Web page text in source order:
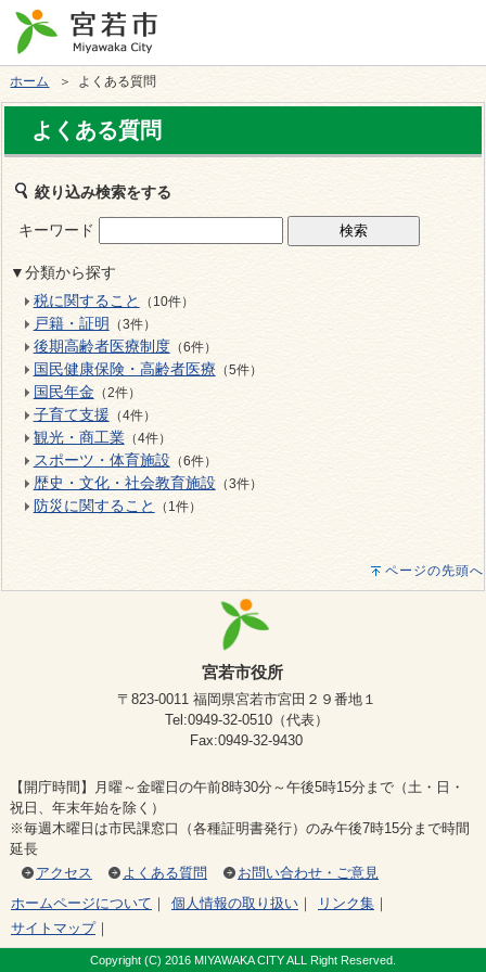
ホーム ＞ よくある質問
よくある質問
絞り込み検索をする
キーワード
▼分類から探す
税に関すること
（10件）
戸籍・証明 （3件）
後期高齢者医療制度（6件）
国民健康保険・高齢者医療 （5件）
国民年金 （2件）
子育て支援 （4件）
観光・商工業（4件）
スポーツ・体育施設 （6件）
歴史・文化・社会教育施設 （3件）
防災に関すること （1件）
ページの先頭へ
宮若市役所
〒823-0011 福岡県宮若市宮田２９番地１
Tel:0949-32-0510（代表）
Fax:0949-32-9430
【開庁時間】月曜～金曜日の午前8時30分～午後5時15分まで（土・日・
祝日、年末年始を除く）
※毎週木曜日は市民課窓口（各種証明書発行）のみ午後7時15分まで時間
延長
アクセス
よくある質問
お問い合わせ・ご意見
ホームページについて ｜ 個人情報の取り扱い ｜ リンク集 ｜
サイトマップ｜
Copyright (C) 2016 MIYAWAKA CITY ALL Right Reserved.